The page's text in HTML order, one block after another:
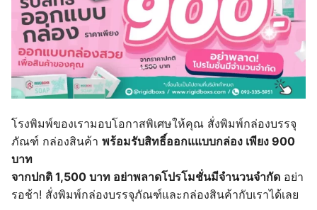
โรงพิมพ์ของเรามอบโอกาสพิเศษให้คุณ สั่งพิมพ์กล่องบรรจุ
ภัณฑ์ กล่องสินค้า พร้อมรับสิทธิ์ออกแแบบกล่อง เพียง 900
บาท
จากปกติ 1,500 บาท อย่าพลาดโปรโมชั่นมีจำนวนจำกัด อย่า
รอช้า! สั่งพิมพ์กล่องบรรจุภัณฑ์และกล่องสินค้ากับเราได้เลย